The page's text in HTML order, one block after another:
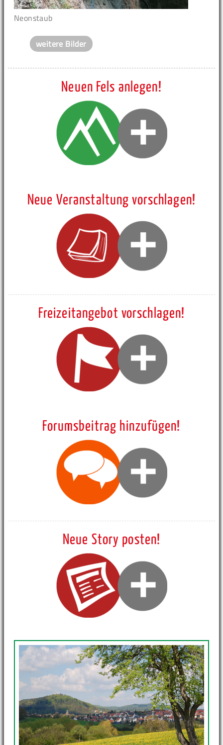
Neonstaub
weitere Bilder
Neuen Fels anlegen!
Neue Veranstaltung vorschlagen!
Freizeitangebot vorschlagen!
Forumsbeitrag hinzufügen!
Neue Story posten!